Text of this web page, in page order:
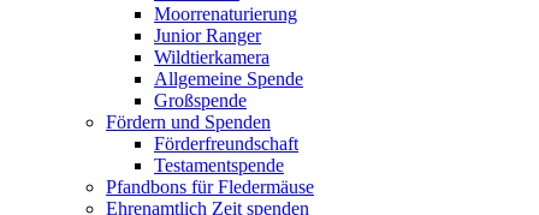
Moorrenaturierung
Junior Ranger
Wildtierkamera
Allgemeine Spende
Großspende
Fördern und Spenden
Förderfreundschaft
Testamentspende
Pfandbons für Fledermäuse
Ehrenamtlich Zeit spenden